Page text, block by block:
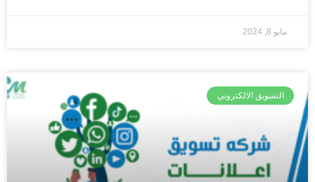
مايو 8, 2024
التسويق الالكتروني